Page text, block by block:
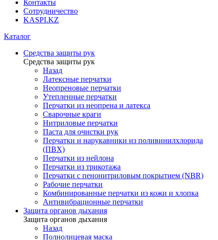
Контакты
Сотрудничество
KASPI.KZ
Каталог
Средства защиты рук
Средства защиты рук
Назад
Латексные перчатки
Неопреновые перчатки
Утепленные перчатки
Перчатки из неопрена и латекса
Сварочные краги
Нитриловые перчатки
Паста для очистки рук
Перчатки и нарукавники из поливинилхлорида
(ПВХ)
Перчатки из нейлона
Перчатки из трикотажа
Перчатки с пенонитриловым покрытием (NBR)
Рабочие перчатки
Комбинированные перчатки из кожи и хлопка
Антивибрационные перчатки
Защита органов дыхания
Защита органов дыхания
Назад
Полнолицевая маска